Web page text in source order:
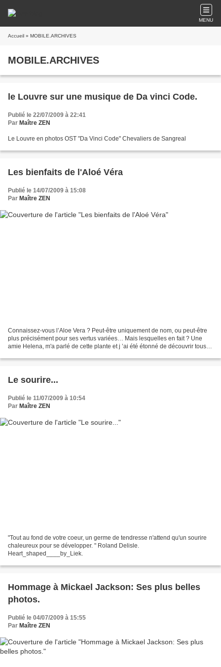
MENU
Accueil » MOBILE.ARCHIVES
MOBILE.ARCHIVES
le Louvre sur une musique de Da vinci Code.
Publié le 22/07/2009 à 22:41
Par Maître ZEN
Le Louvre en photos OST "Da Vinci Code" Chevaliers de Sangreal
Les bienfaits de l'Aloé Véra
Publié le 14/07/2009 à 15:08
Par Maître ZEN
Connaissez-vous l’Aloe Vera ? Peut-être uniquement de nom, ou peut-être
plus précisément pour ses vertus variées… Mais lesquelles en fait ? Une
amie Helena, m'a parlé de cette plante et j ’ai été étonné de découvrir tous
Le sourire...
Publié le 11/07/2009 à 10:54
Par Maître ZEN
"Tout au fond de votre coeur, un germe de tendresse n'attend qu'un sourire
chaleureux pour se développer. " Roland Delisle.
Heart_shaped____by_Liek.
Hommage à Mickael Jackson: Ses plus belles
photos.
Publié le 04/07/2009 à 15:55
Par Maître ZEN